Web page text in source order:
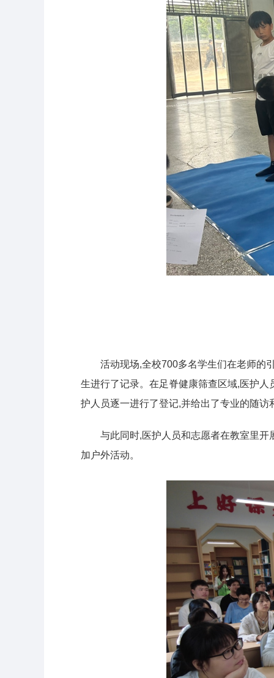
活动现场,全校700多名学生们在老师的
生进行了记录。在足脊健康筛查区域,医护
护人员逐一进行了登记,并给出了专业的随
与此同时,医护人员和志愿者在教室里
加户外活动。